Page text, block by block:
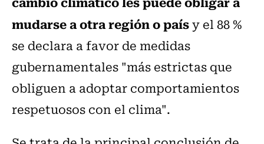
mudarse a otra región o paísy el 88 %
se declara a favor de medidas
gubernamentales "más estrictas que
obliguen a adoptar comportamientos
respetuosos con el clima".